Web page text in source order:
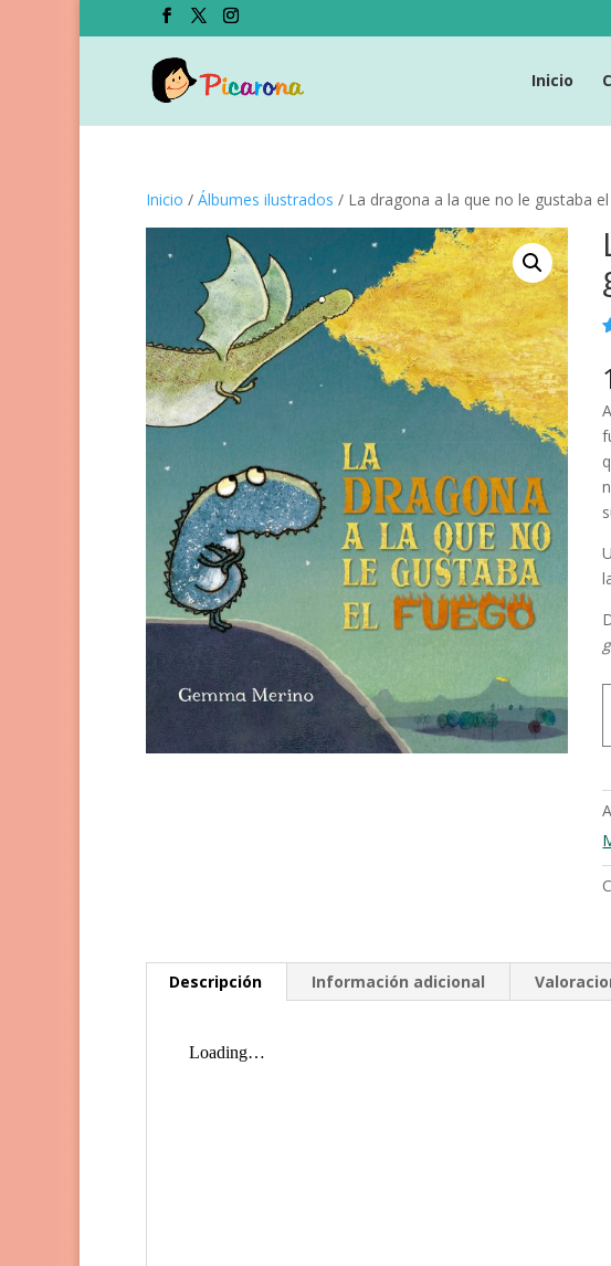
Inicio
Inicio / Álbumes ilustrados / La dragona a la que no le gustaba
a
Descripción Información adicional